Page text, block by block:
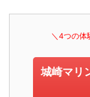
＼4つの体
城崎マリ